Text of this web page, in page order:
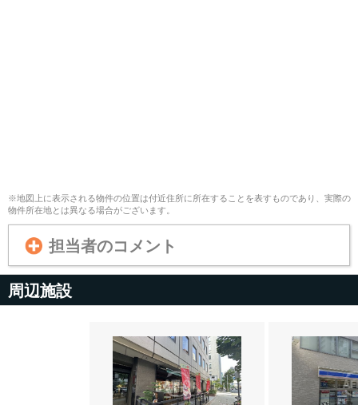
※地図上に表示される物件の位置は付近住所に所在することを表すものであり、実際の
物件所在地とは異なる場合がございます。
担当者のコメント
周辺施設